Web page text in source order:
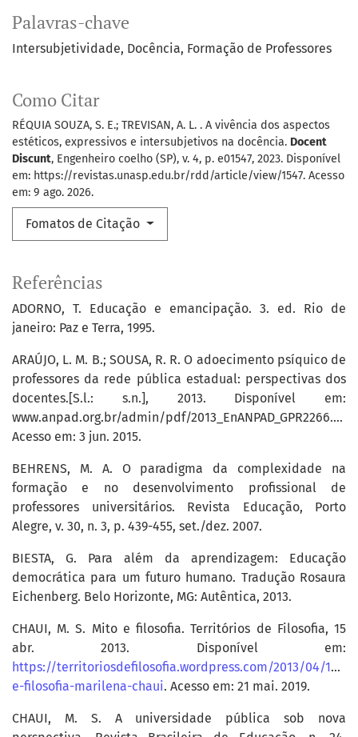
Palavras-chave
Intersubjetividade Docência Formação de Professores
Como Citar
RÉQUIA SOUZA, S. E.; TREVISAN, A. L. . A vivência dos aspectos
estéticos, expressivos e intersubjetivos na docência. Docent
Discunt, Engenheiro coelho (SP), v. 4, p. e01547, 2023. Disponível
em: https://revistas.unasp.edu.br/rdd/article/view/1547. Acesso
em: 9 ago. 2026.
Fomatos de Citação
Referências
ADORNO, T. Educação e emancipação. 3. ed. Rio de
janeiro: Paz e Terra, 1995.
ARAÚJO, L. M. B.; SOUSA, R. R. O adoecimento psíquico de
professores da rede pública estadual: perspectivas dos
docentes.[S.l.: s.n.], 2013. Disponível em:
www.anpad.org.br/admin/pdf/2013_EnANPAD_GPR2266.pdf
Acesso em: 3 jun. 2015.
BEHRENS, M. A. O paradigma da complexidade na
formação e no desenvolvimento profissional de
professores universitários. Revista Educação, Porto
Alegre, v. 30, n. 3, p. 439-455, set./dez. 2007.
BIESTA, G. Para além da aprendizagem: Educação
democrática para um futuro humano. Tradução Rosaura
Eichenberg. Belo Horizonte, MG: Autêntica, 2013.
CHAUI, M. S. Mito e filosofia. Territórios de Filosofia, 15
abr. 2013. Disponível em:
https://territoriosdefilosofia.wordpress.com/2013/04/15/
e-filosofia-marilena-chaui. Acesso em: 21 mai. 2019.
CHAUI, M. S. A universidade pública sob nova